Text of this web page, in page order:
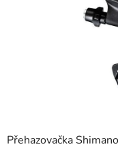
Přehazovačka